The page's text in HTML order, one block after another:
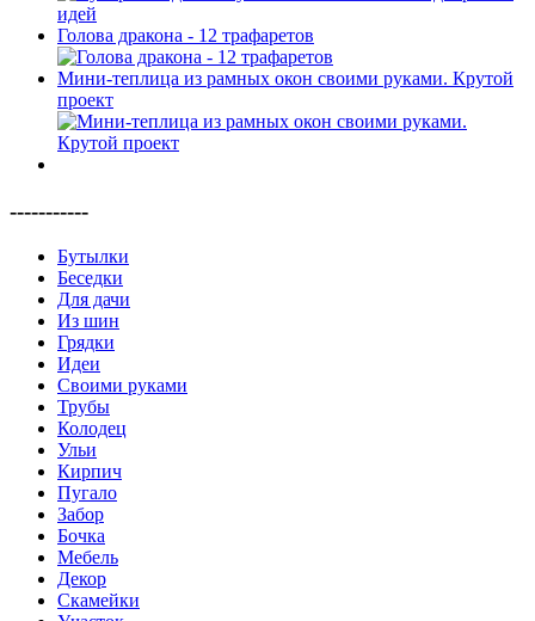
Голова дракона - 12 трафаретов
Мини-теплица из рамных окон своими руками. Крутой
проект
-----------
Бутылки
Беседки
Для дачи
Из шин
Грядки
Идеи
Своими руками
Трубы
Колодец
Ульи
Кирпич
Пугало
Забор
Бочка
Мебель
Декор
Скамейки